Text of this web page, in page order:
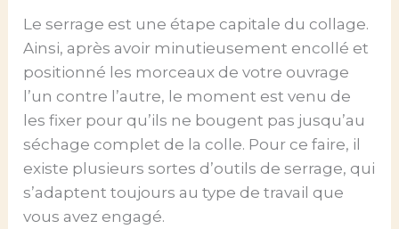
Le serrage est une étape capitale du collage.
Ainsi, après avoir minutieusement encollé et
positionné les morceaux de votre ouvrage
l’un contre l’autre, le moment est venu de
les fixer pour qu’ils ne bougent pas jusqu’au
séchage complet de la colle. Pour ce faire, il
existe plusieurs sortes d’outils de serrage, qui
s’adaptent toujours au type de travail que
vous avez engagé.